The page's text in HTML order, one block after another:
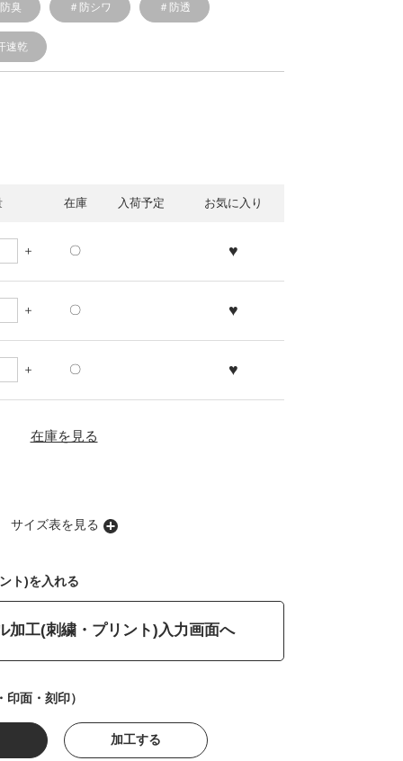
臭 ＃防シワ ＃防透
速乾
在庫 入荷予定 お気に入り
〇 ♥
〇 ♥
〇 ♥
在庫を見る
サイズ表を見る
ト)を入れる
加工(刺繍・プリント)入力画面へ
面・刻印）
加工する